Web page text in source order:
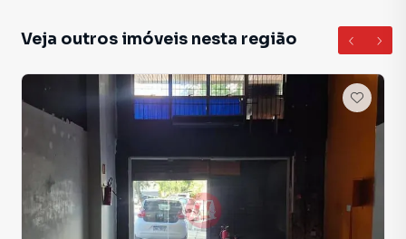
Veja outros imóveis nesta região